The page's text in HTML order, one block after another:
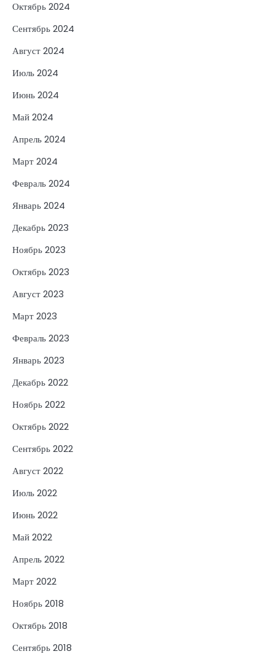
Октябрь 2024
Сентябрь 2024
Август 2024
Июль 2024
Июнь 2024
Май 2024
Апрель 2024
Март 2024
Февраль 2024
Январь 2024
Декабрь 2023
Ноябрь 2023
Октябрь 2023
Август 2023
Март 2023
Февраль 2023
Январь 2023
Декабрь 2022
Ноябрь 2022
Октябрь 2022
Сентябрь 2022
Август 2022
Июль 2022
Июнь 2022
Май 2022
Апрель 2022
Март 2022
Ноябрь 2018
Октябрь 2018
Сентябрь 2018